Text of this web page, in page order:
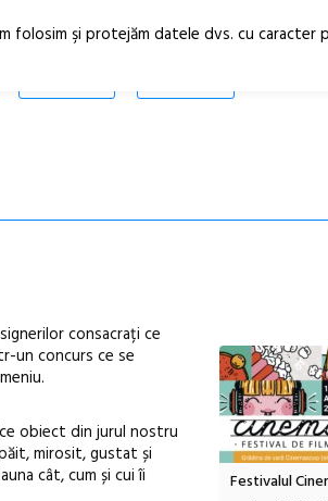
consacrați ce
un concurs ce se
obiect din jurul nostru
mirosit, gustat și
cât, cum și cui îi
Festivalul Cinemascop
Sleeping
folosim şi protejăm datele dvs. cu caracter